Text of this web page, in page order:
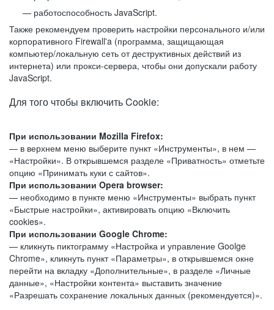
работоспособность JavaScript.
Также рекомендуем проверить настройки персонального и/или
корпоративного Firewall'a (программа, защищающая
компьютер/локальную сеть от деструктивных действий из
интернета) или прокси-сервера, чтобы они допускали работу
JavaScript.
Для того чтобы включить Cookie:
При использовании Mozilla Firefox:
— в верхнем меню выберите пункт «Инструменты», в нем —
«Настройки». В открывшемся разделе «Приватность» отметьте
опцию «Принимать куки с сайтов».
При использовании Opera browser:
— необходимо в пункте меню «Инструменты» выбрать пункт
«Быстрые настройки», активировать опцию «Включить
cookies».
При использовании Google Chrome:
— кликнуть пиктограмму «Настройка и управление Goolge
Chrome», кликнуть пункт «Параметры», в открывшемся окне
перейти на вкладку «Дополнительные», в разделе «Личные
данные», «Настройки контента» выставить значение
«Разрешать сохранение локальных данных (рекомендуется)».